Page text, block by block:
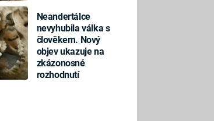
Neandertálce
nevyhubila válka s
člověkem. Nový
objev ukazuje na
zkázonosné
rozhodnutí